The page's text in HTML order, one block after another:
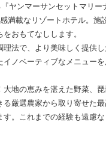
ヤンマーサンセットマリー
満載なリゾートホテル。施
おもてなしします。
法で、より美味しく提供し
ノベーティブなメニュー
地の恵みを湛えた野菜、
厳選農家から取り寄せた
。これまでの経験も遠慮